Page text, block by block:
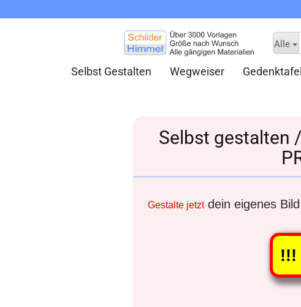
Alle
Selbst Gestalten Wegweiser
Selbst gestalten
Gestalte jetztdein eigenes
!!!